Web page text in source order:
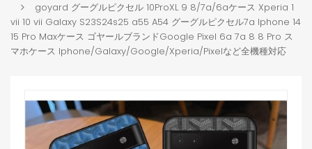
goyard グーグルピクセル 10ProXL 9 8/7a/6aケース Xperia 1
vii 10 vii Galaxy S23S24s25 a55 A54 グーグルピクセル7a Iphone 14
15 Pro Maxケース ゴヤールブランドGoogle Pixel 6a 7a 8 8 Pro ス
マホケース Iphone/Galaxy/Google/Xperia/Pixelなど全機種対応